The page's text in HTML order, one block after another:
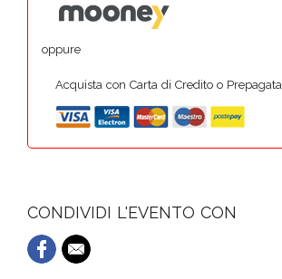
oppure
Acquista con Carta di Credito o Prepagata
CONDIVIDI L'EVENTO CON